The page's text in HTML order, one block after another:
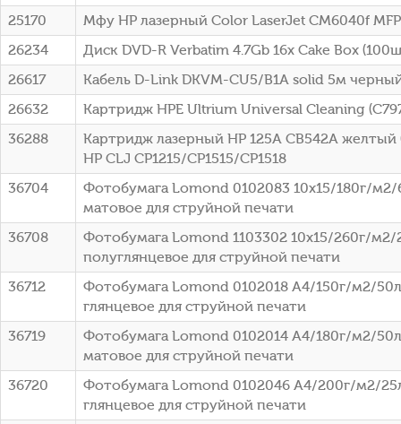
25170
Мфу HP лазерный Color LaserJet CM6040f
26234
Диск DVD-R Verbatim 4.7Gb 16x Cake Box
26617
Кабель D-Link DKVM-CU5/B1A solid 5м
26632
Картридж HPE Ultrium Universal Cleaning
36288
Картридж лазерный HP 125A CB542A желтый
HP CLJ CP1215/CP1515/CP1518
36704
Фотобумага Lomond 0102083 10x15/180г/
матовое для струйной печати
36708
Фотобумага Lomond 1103302 10x15/260г/
полуглянцевое для струйной печати
36712
Фотобумага Lomond 0102018 A4/150г/м2/
глянцевое для струйной печати
36719
Фотобумага Lomond 0102014 A4/180г/м2/
матовое для струйной печати
36720
Фотобумага Lomond 0102046 A4/200г/м2/
глянцевое для струйной печати